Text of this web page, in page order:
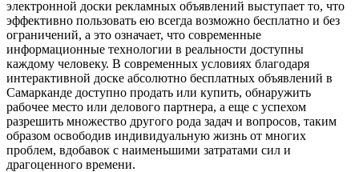
электронной доски рекламных объявлений выступает то, что
эффективно пользовать ею всегда возможно бесплатно и без
ограничений, а это означает, что современные
информационные технологии в реальности доступны
каждому человеку. В современных условиях благодаря
интерактивной доске абсолютно бесплатных объявлений в
Самарканде доступно продать или купить, обнаружить
рабочее место или делового партнера, а еще с успехом
разрешить множество другого рода задач и вопросов, таким
образом освободив индивидуальную жизнь от многих
проблем, вдобавок с наименьшими затратами сил и
драгоценного времени.